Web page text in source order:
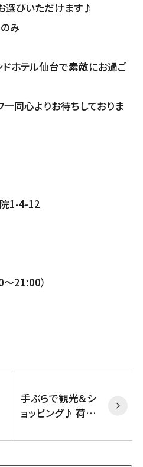
選びいただけます♪
み
ドホテル仙台で素敵にお過ご
一同心よりお待ちしておりま
1-4-12
21:00）
手ぶらで観光＆シ
ョッピング♪ 荷物